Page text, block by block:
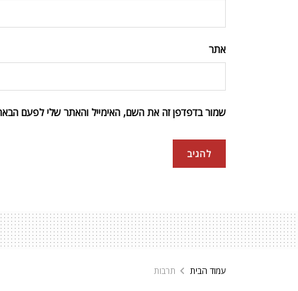
אתר
שמור בדפדפן זה את השם, האימייל והאתר שלי לפעם
עמוד הבית תרבות